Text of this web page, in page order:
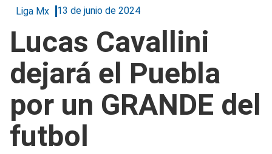
Liga Mx 13 de junio de 2024
Lucas Cavallini
dejará el Puebla
por un GRANDE del
futbol